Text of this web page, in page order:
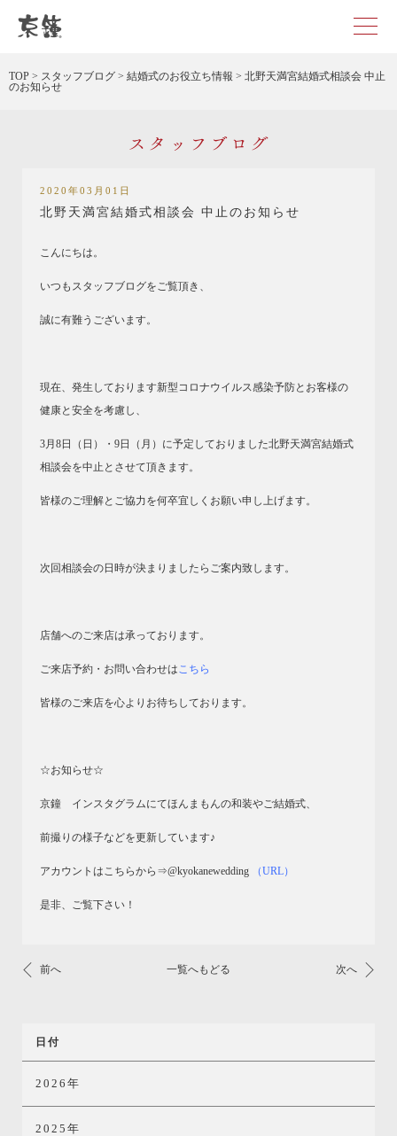
TOP > スタッフブログ > 結婚式のお役立ち情報 > 北野天満宮結婚式相談会 中止
のお知らせ
スタッフブログ
2020年03月01日
北野天満宮結婚式相談会 中止のお知らせ
こんにちは。
いつもスタッフブログをご覧頂き、
誠に有難うございます。
現在、発生しております新型コロナウイルス感染予防とお客様の
健康と安全を考慮し、
3月8日（日）・9日（月）に予定しておりました北野天満宮結婚式
相談会を中止とさせて頂きます。
皆様のご理解とご協力を何卒宜しくお願い申し上げます。
次回相談会の日時が決まりましたらご案内致します。
店舗へのご来店は承っております。
ご来店予約・お問い合わせはこちら
皆様のご来店を心よりお待ちしております。
☆お知らせ☆
京鐘 インスタグラムにてほんまもんの和装やご結婚式、
前撮りの様子などを更新しています♪
アカウントはこちらから⇒@kyokanewedding （URL）
是非、ご覧下さい！
前へ 一覧へもどる 次へ
日付
2026年
2025年